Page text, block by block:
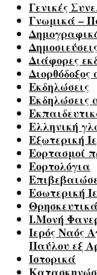
Γενικές
Γνωμικά –
Διάφορες
Εκδηλώσεις
Εκδηλώσεις
Ελληνική
Εξωτερική
Εορτασμοί
Εορτολόγια
Εσωτερική
Ι.Μονή
Ιερός Ναός
Παύλου εξ
Ιστορικά